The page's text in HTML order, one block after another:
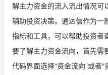
解主力资金的流入流出情况可
辅助投资决策。通达信作为一
指标和工具，可以帮助投资者
要了解主力资金流向，首先需
代码界面选择“资金流向”或者